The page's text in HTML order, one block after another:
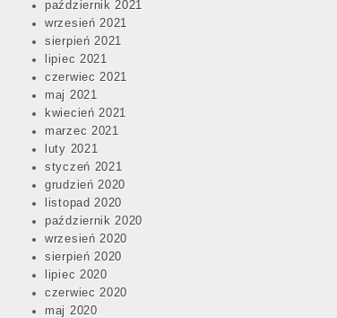
październik 2021
wrzesień 2021
sierpień 2021
lipiec 2021
czerwiec 2021
maj 2021
kwiecień 2021
marzec 2021
luty 2021
styczeń 2021
grudzień 2020
listopad 2020
październik 2020
wrzesień 2020
sierpień 2020
lipiec 2020
czerwiec 2020
maj 2020